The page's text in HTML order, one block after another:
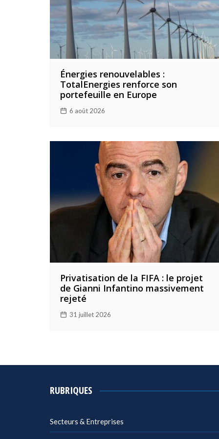
Énergies renouvelables :
TotalEnergies renforce son
portefeuille en Europe
6 août 2026
Privatisation de la FIFA : le projet
de Gianni Infantino massivement
rejeté
31 juillet 2026
RUBRIQUES
Secteurs & Entreprises